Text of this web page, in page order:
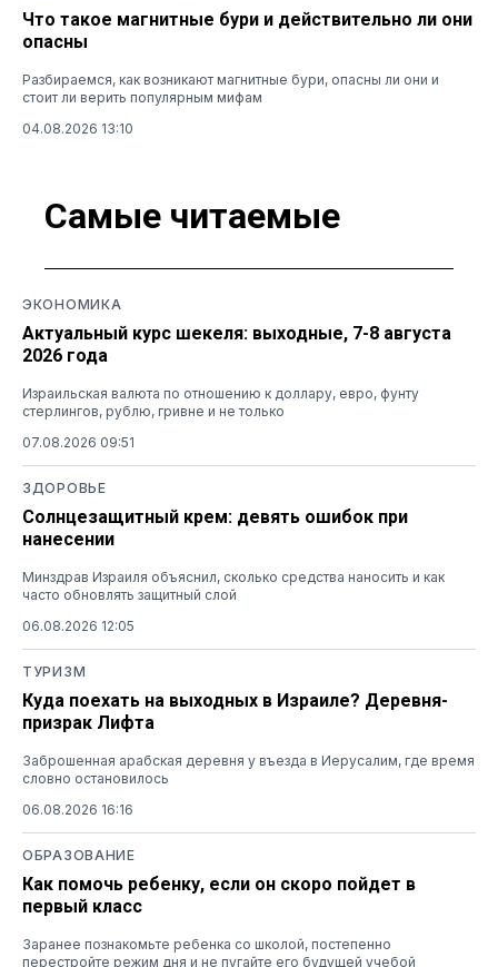
Что такое магнитные бури и действительно ли они
опасны
Разбираемся, как возникают магнитные бури, опасны ли они и
стоит ли верить популярным мифам
04.08.2026 13:10
Самые читаемые
ЭКОНОМИКА
Актуальный курс шекеля: выходные, 7-8 августа
2026 года
Израильская валюта по отношению к доллару, евро, фунту
стерлингов, рублю, гривне и не только
07.08.2026 09:51
ЗДОРОВЬЕ
Солнцезащитный крем: девять ошибок при
нанесении
Минздрав Израиля объяснил, сколько средства наносить и как
часто обновлять защитный слой
06.08.2026 12:05
ТУРИЗМ
Куда поехать на выходных в Израиле? Деревня-
призрак Лифта
Заброшенная арабская деревня у въезда в Иерусалим, где время
словно остановилось
06.08.2026 16:16
ОБРАЗОВАНИЕ
Как помочь ребенку, если он скоро пойдет в
первый класс
Заранее познакомьте ребенка со школой, постепенно
перестройте режим дня и не пугайте его будущей учебой